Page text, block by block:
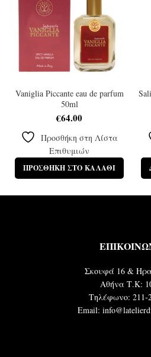
Vaniglia Piccante eau de parfum
50ml
€64.00
Προσθήκη στη Λίστα
Επιθυμιών
ΠΡΟΣΘΉΚΗ ΣΤΟ ΚΑΛΆΘΙ
Σκουφά 16 &
Αθήνα Τ.Κ:
Τηλέφωνο: 211-
Email: